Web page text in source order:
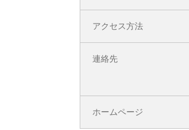
アクセス方法
連絡先
ホームページ